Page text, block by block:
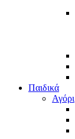
Παιδικά
Αγόρι